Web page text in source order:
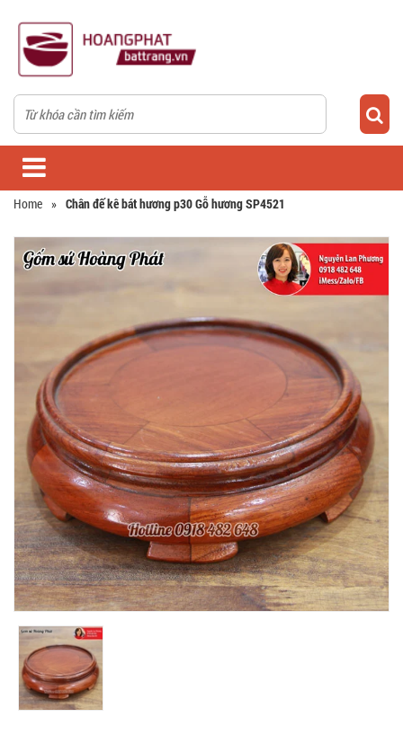
Home » Chân đế kê bát hương p30 Gỗ hương SP4521